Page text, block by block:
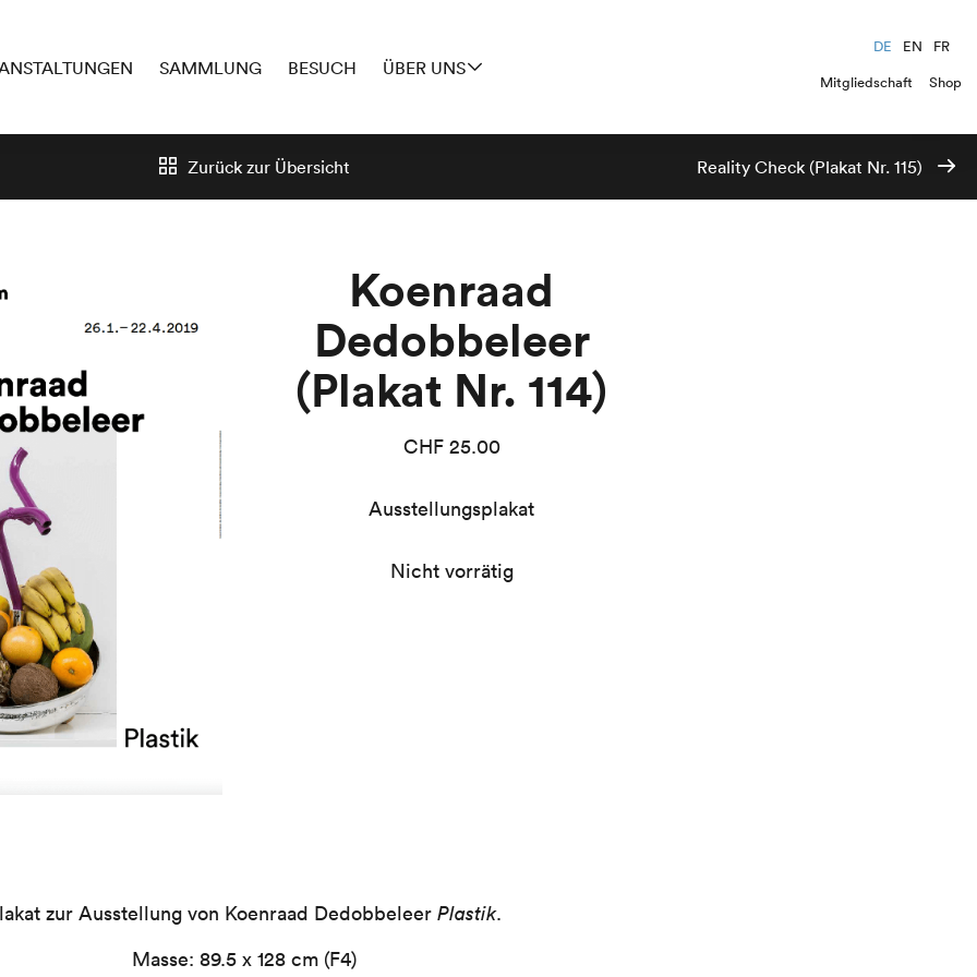
SAMMLUNG BESUCH ÜBER UNS
DE EN
FR
Mitgliedschaft
Shop
Zurück zur Übersicht Reality Check (Plakat Nr. 115)
Koenraad
Dedobbeleer
(Plakat Nr. 114)
CHF25.00
Ausstellungsplakat
Nicht vorrätig
zur Ausstellung von Koenraad Dedobbeleer Plastik.
Masse: 89.5 x 128 cm (F4)